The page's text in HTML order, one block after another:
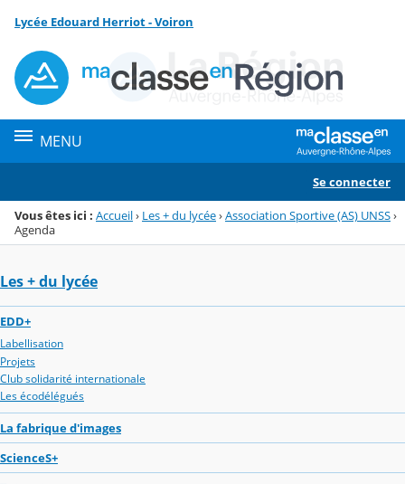
Menu de la rubrique
Contenu
Lycée Edouard Herriot - Voiron
MENU
Se connecter
Vous êtes ici : Accueil› Les + du lycée›Association Sportive (AS) UNSS›
Agenda
Les + du lycée
EDD+
Labellisation
Projets
Club solidarité internationale
Les écodélégués
La fabrique d'images
ScienceS+